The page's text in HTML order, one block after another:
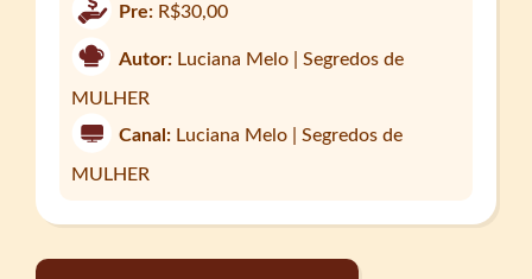
Pre: R$30,00
Autor: Luciana Melo | Segredos de
MULHER
Canal: Luciana Melo | Segredos de
MULHER